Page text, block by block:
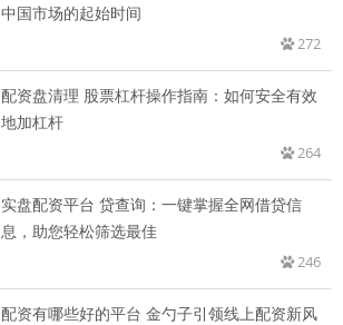
中国市场的起始时间
272
配资盘清理 股票杠杆操作指南：如何安全有效
地加杠杆
264
实盘配资平台 贷查询：一键掌握全网借贷信
息，助您轻松筛选最佳
246
配资有哪些好的平台 金勺子引领线上配资新风